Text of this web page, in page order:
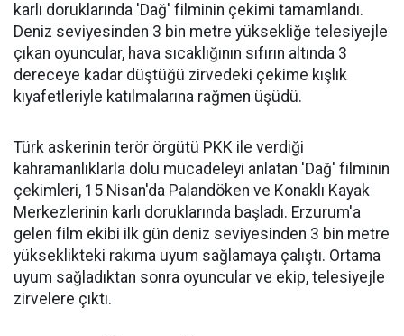
karlı doruklarında 'Dağ' filminin çekimi tamamlandı.
Deniz seviyesinden 3 bin metre yüksekliğe telesiyejle
çıkan oyuncular, hava sıcaklığının sıfırın altında 3
dereceye kadar düştüğü zirvedeki çekime kışlık
kıyafetleriyle katılmalarına rağmen üşüdü.
Türk askerinin terör örgütü PKK ile verdiği
kahramanlıklarla dolu mücadeleyi anlatan 'Dağ' filminin
çekimleri, 15 Nisan'da Palandöken ve Konaklı Kayak
Merkezlerinin karlı doruklarında başladı. Erzurum'a
gelen film ekibi ilk gün deniz seviyesinden 3 bin metre
yükseklikteki rakıma uyum sağlamaya çalıştı. Ortama
uyum sağladıktan sonra oyuncular ve ekip, telesiyejle
zirvelere çıktı.